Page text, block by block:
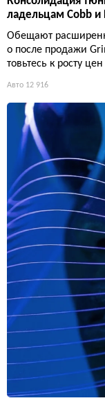
ладельцам Cobb и
Обещают
о после продажи
товьтесь к росту
Авто 12 916